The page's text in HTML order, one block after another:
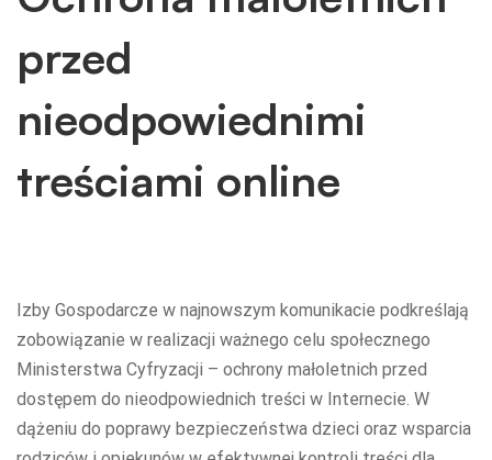
przed
nieodpowiednimi
treściami online
Izby Gospodarcze w najnowszym komunikacie podkreślają
zobowiązanie w realizacji ważnego celu społecznego
Ministerstwa Cyfryzacji – ochrony małoletnich przed
dostępem do nieodpowiednich treści w Internecie. W
dążeniu do poprawy bezpieczeństwa dzieci oraz wsparcia